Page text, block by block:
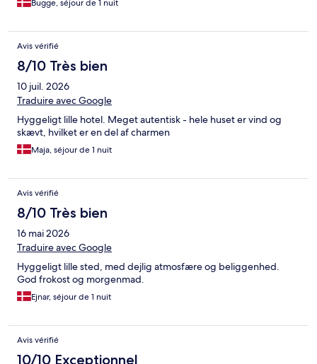
Bugge, séjour de 1 nuit
Avis vérifié
8/10 Très bien
10 juil. 2026
Traduire avec Google
Hyggeligt lille hotel. Meget autentisk - hele huset er vind og
skævt, hvilket er en del af charmen
Maja, séjour de 1 nuit
Avis vérifié
8/10 Très bien
16 mai 2026
Traduire avec Google
Hyggeligt lille sted, med dejlig atmosfære og beliggenhed.
God frokost og morgenmad.
Ejnar, séjour de 1 nuit
Avis vérifié
10/10 Exceptionnel